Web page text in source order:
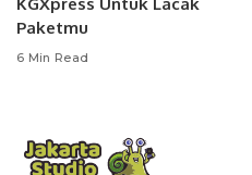
Paketmu
6 Min Read